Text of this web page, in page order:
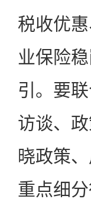
税收优
业保险
引。要
访谈、
晓政策
重点细